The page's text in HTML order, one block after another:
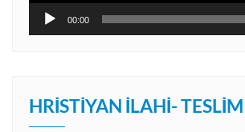
00:00
HRISTIYAN İLAHI-